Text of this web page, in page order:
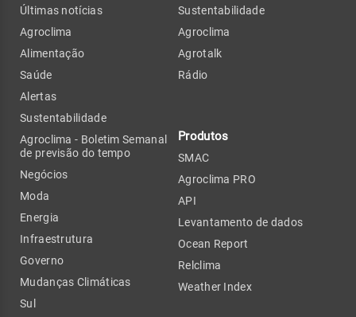
Últimas notícias
Agroclima
Alimentação
Saúde
Alertas
Sustentabilidade
Agroclima - Boletim Semanal
de previsão do tempo
Negócios
Moda
Energia
Infraestrutura
Governo
Mudanças Climáticas
Sul
Sustentabilidade
Agroclima
Agrotalk
Rádio
Produtos
SMAC
Agroclima PRO
API
Levantamento de dados
Ocean Report
Relclima
Weather Index